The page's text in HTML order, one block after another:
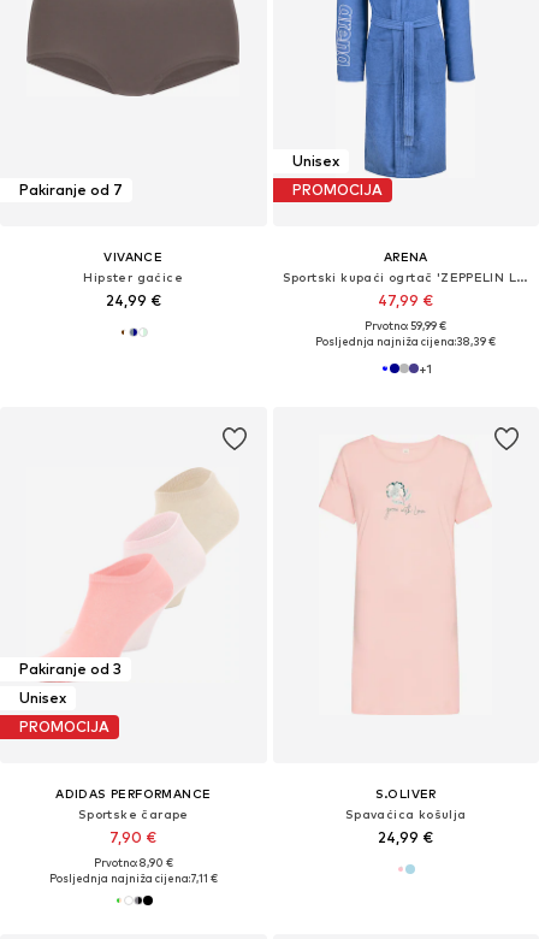
Pakiranje od 7
VIVANCE
Hipster gaćice
24,99 €
Unisex
PROMOCIJA
ARENA
Sportski kupaći ogrtač 'ZEPPELIN LIGHT'
47,99 €
Prvotno: 59,99 €
Posljednja najniža cijena:38,39 €
+1
Pakiranje od 3
Unisex
PROMOCIJA
ADIDAS PERFORMANCE
Sportske čarape
7,90 €
Prvotno: 8,90 €
Posljednja najniža cijena:7,11 €
S.OLIVER
Spavaćica košulja
24,99 €